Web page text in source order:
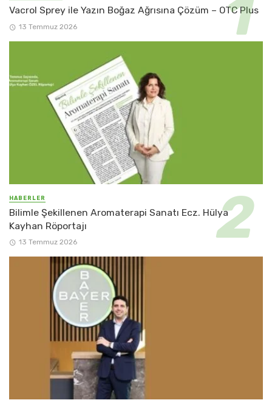
Vacrol Sprey ile Yazın Boğaz Ağrısına Çözüm – OTC Plus
13 Temmuz 2026
HABERLER
Bilimle Şekillenen Aromaterapi Sanatı Ecz. Hülya
Kayhan Röportajı
13 Temmuz 2026